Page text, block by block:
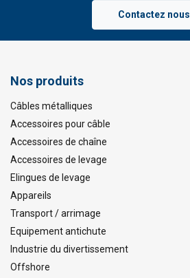
Contactez nous
Nos produits
Câbles métalliques
Accessoires pour câble
Accessoires de chaîne
Accessoires de levage
Elingues de levage
Appareils
Transport / arrimage
Equipement antichute
Industrie du divertissement
Offshore